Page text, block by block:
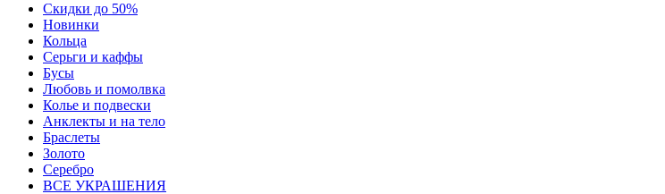
Скидки до 50%
Новинки
Кольца
Серьги и каффы
Бусы
Любовь и помолвка
Колье и подвески
Анклекты и на тело
Браслеты
Золото
Серебро
ВСЕ УКРАШЕНИЯ